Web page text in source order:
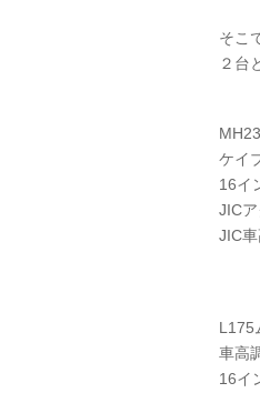
そこ
２台
ケイ
16イ
JIC
JIC車
L175
車高
16イ